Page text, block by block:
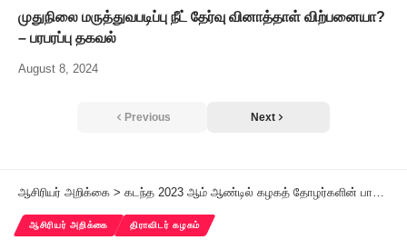
முதுநிலை மருத்துவபடிப்பு நீட் தேர்வு வினாத்தாள் விற்பனையா?
– பரபரப்பு தகவல்
August 8, 2024
Previous Next
ஆசிரியர் அறிக்கை > கடந்த 2023 ஆம் ஆண்டில் கழகத் தோழர்களின் பாராட்டத்தக்க கழகக் களப் பணிகள்!
ஆசிரியர் அறிக்கை திராவிடர் கழகம்